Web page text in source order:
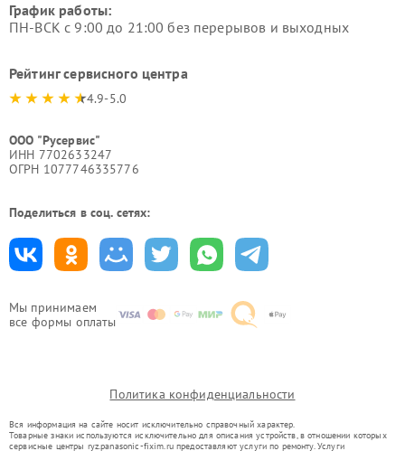
Мы принимаем
все формы оплаты
График работы:
ПН-ВСК с 9:00 до 21:00 без перерывов и выходных
Рейтинг сервисного центра
4.9-5.0
ООО "Русервис"
ИНН 7702633247
ОГРН 1077746335776
Поделиться в соц. сетях:
Политика конфиденциальности
Вся информация на сайте носит исключительно справочный характер.
Товарные знаки используются исключительно для описания устройств, в отношении которых
сервисные центры ryz.panasonic-fixim.ru предоставляют услуги по ремонту. Услуги